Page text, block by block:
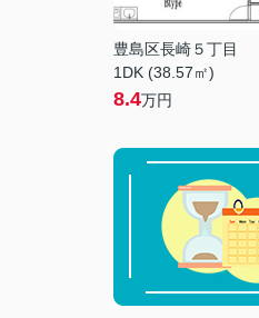
豊島区長崎５丁目
1DK (38.57㎡)
8.4万円